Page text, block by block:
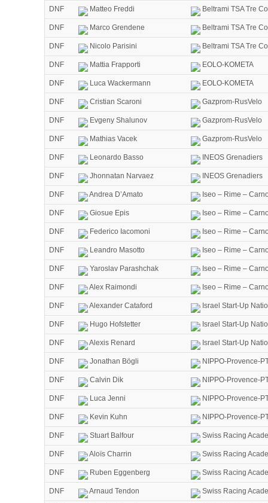
DNF Matteo Freddi Beltrami TSA Tre
DNF Marco Grendene Beltrami TSA Tre
DNF Nicolo Parisini Beltrami TSA Tre
DNF Mattia Frapporti EOLO-KOMETA
DNF Luca Wackermann EOLO-KOMETA
DNF Cristian Scaroni Gazprom-RusVelo
DNF Evgeny Shalunov Gazprom-RusVelo
DNF Mathias Vacek Gazprom-RusVelo
DNF Leonardo Basso INEOS Grenadiers
DNF Jhonnatan Narvaez INEOS Grenadiers
DNF Andrea D’Amato Iseo – Rime –
DNF Giosue Epis Iseo – Rime –
DNF Federico Iacomoni Iseo – Rime –
DNF Leandro Masotto Iseo – Rime –
DNF Yaroslav Parashchak Iseo – Rime –
DNF Alex Raimondi Iseo – Rime –
DNF Alexander Cataford Israel Start-Up
DNF Hugo Hofstetter Israel Start-Up
DNF Alexis Renard Israel Start-Up
DNF Jonathan Bögli NIPPO-Provence-
DNF Calvin Dik NIPPO-Provence-
DNF Luca Jenni NIPPO-Provence-
DNF Kevin Kuhn NIPPO-Provence-
DNF Stuart Balfour Swiss Racing
DNF Aloïs Charrin Swiss Racing
DNF Ruben Eggenberg Swiss Racing
DNF Arnaud Tendon Swiss Racing